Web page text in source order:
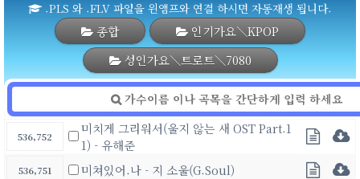
.PLS 와 .FLV 파일을 윈앰프와 연결 하시면 자동재생 됩니다.
종합
인기가요＼KPOP
성인가요＼트로트＼7080
536,752
미치게 그리워서(울지 않는 새 OST Part.1
1) - 유해준
536,751 미쳐있어.나 - 지 소울(G.Soul)